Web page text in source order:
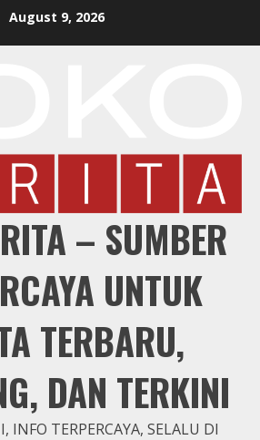
August 9, 2026
– SUMBER
UNTUK
TERBARU,
DAN TERKINI
INFO TERPERCAYA, SELALU DI